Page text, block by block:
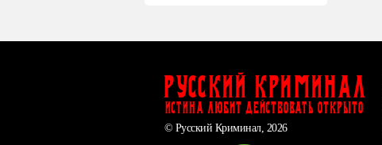
Русский Криминал
ИСТИНА ЛЮБИТ ДЕЙСТВОВАТЬ ОТКРЫТО
© Русский Криминал, 2026